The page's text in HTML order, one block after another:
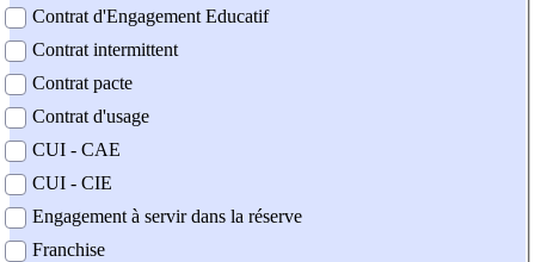
Contrat d'Engagement Educatif
Contrat intermittent
Contrat pacte
Contrat d'usage
CUI - CAE
CUI - CIE
Engagement à servir dans la réserve
Franchise